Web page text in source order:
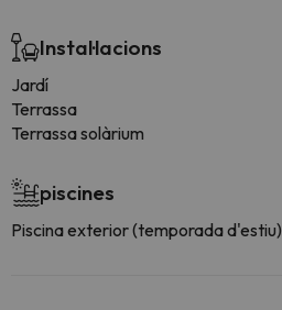
Instal·lacions
Jardí
Terrassa
Terrassa solàrium
piscines
Piscina exterior (temporada d'estiu)